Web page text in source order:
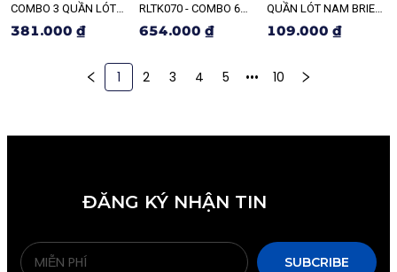
COMBO 3 QUẦN LÓT
NAM BRIEF RDO122
381.000 ₫
RLTK070 - COMBO 6
QUẦN LÓT NAM
654.000 ₫
QUẦN LÓT NAM BRIEF
RLTK048
109.000 ₫
1 2 3 4 5 ••• 10
ĐĂNG KÝ NHẬN TIN
SUBCRIBE